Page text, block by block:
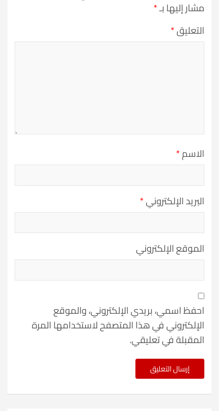
مشار إليها بـ*
التعليق*
الاسم*
البريد الإلكتروني*
الموقع الإلكتروني
احفظ اسمي، بريدي الإلكتروني، والموقع
الإلكتروني في هذا المتصفح لاستخدامها المرة
المقبلة في تعليقي.